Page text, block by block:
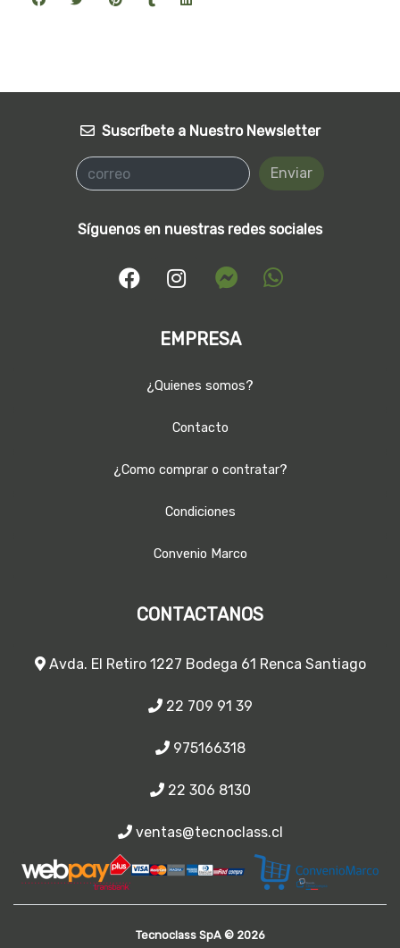
Suscríbete a Nuestro Newsletter
Enviar
Síguenos en nuestras redes sociales
EMPRESA
¿Quienes somos?
Contacto
¿Como comprar o contratar?
Condiciones
Convenio Marco
CONTACTANOS
Avda. El Retiro 1227 Bodega 61 Renca Santiago
22 709 91 39
975166318
22 306 8130
ventas@tecnoclass.cl
Tecnoclass SpA © 2026